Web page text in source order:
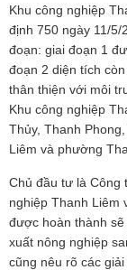
Khu công nghiệp
định 750 ngày 11/
đoạn: giai đoạn 1
đoạn 2 diện tích
thân thiện với môi
Khu công nghiệp
Thủy, Thanh
Liêm và phường
Chủ đầu tư là Công
nghiệp Thanh Liêm
được hoàn thành
xuất nông nghiệp
cũng nêu rõ các